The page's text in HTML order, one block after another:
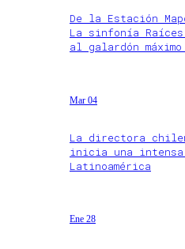
De la Estación
La sinfonía
al galardón
Mar 04
La directora
inicia una intensa
Latinoamérica
Ene 28